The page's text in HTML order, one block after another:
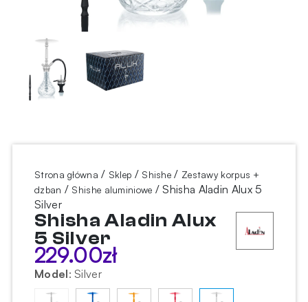
Strona główna / Sklep / Shishe / Zestawy korpus +
dzban / Shishe aluminiowe / Shisha Aladin Alux 5
Silver
Shisha Aladin Alux
5 Silver
229.00zł
Model: Silver